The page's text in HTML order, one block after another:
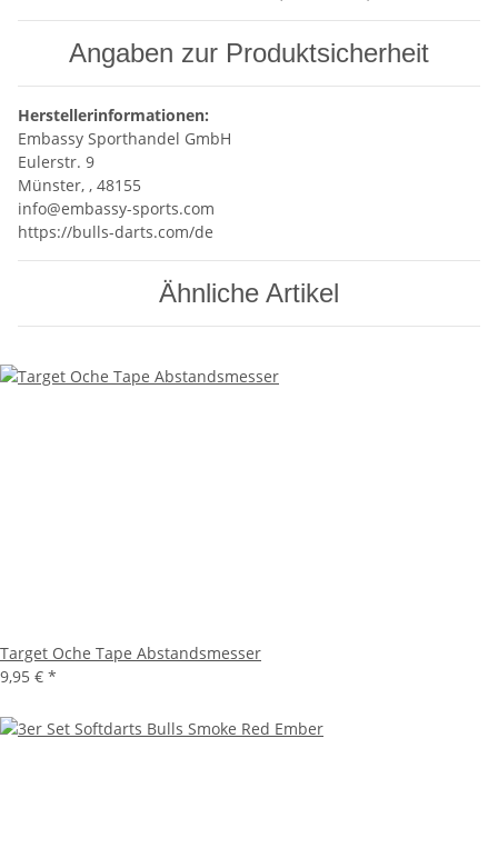
Angaben zur Produktsicherheit
Herstellerinformationen:
Embassy Sporthandel GmbH
Eulerstr. 9
Münster, , 48155
info@embassy-sports.com
https://bulls-darts.com/de
Ähnliche Artikel
Target Oche Tape Abstandsmesser
9,95 € *